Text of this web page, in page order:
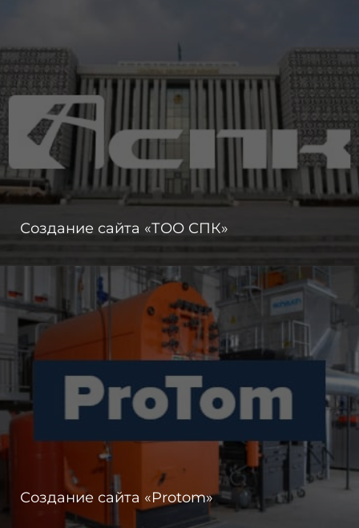
Создание сайта «ТОО СПК»
Создание сайта «Protom»